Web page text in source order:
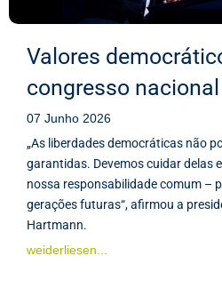
Valores
congresso nacional
07 Junho 2026
„As liberdades democráticas não
garantidas. Devemos cuidar delas
nossa responsabilidade comum –
gerações futuras“, afirmou a
Hartmann.
weiderliesen...